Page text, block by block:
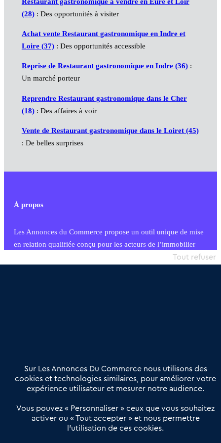
Restaurant gastronomique à vendre en Eure et Loir
(28): Des opportunités à visiter
Achat vente Restaurant gastronomique en Indre et
Loire (37): Des opportunités accessible
Reprise de Restaurant gastronomique en Indre (36):
Un marché porteur
Reprendre Restaurant gastronomique dans le Cher
(18): Des affaires à voir
Vente de Restaurant gastronomique dans le Loiret (45)
: De belles surprises
À propos
Les Annonces du Commerce propose un outil unique de mise
en relation qualifiée conçu pour les acteurs de l’immobilier
commercial et les collectivités territoriales, simple et intégrant
Offres Pro
Actualités
Qui sommes nous ?
Derniers articles
Réseau 3C : un partenaire national dédié aux transactions
Sur Les Annonces Du Commerce nous utilisons des
cookies et technologies similaires, pour améliorer votre
expérience utilisateur et mesurer notre audience.
Vous pouvez « Personnaliser » ceux que vous souhaitez
activer ou « Tout accepter » et nous permettre
l’utilisation de ces cookies.
Tout refuser